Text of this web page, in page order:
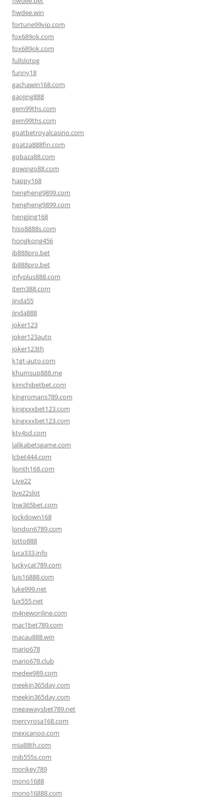
fiwdee.win
fortune99vip.com
fox689ok.com
fox689ok.com
fullslotpg
funny18
gachawin168.com
gaojing888
gem99ths.com
gem99ths.com
goatbetroyalcasino.com
goatza888fin.com
gobaza88.com
gowingo88.com
happy168
hengheng9899.com
hengheng9899.com
hengjing168
hiso8888s.com
hongkong456
ib888pro.bet
ib888pro.bet
infyplus888.com
item388.com
jinda55
jinda888
joker123
joker123auto
joker123th
k1gt-auto.com
khumsup888.me
kimchibetbet.com
kingromans789.com
kingxxxbet123.com
kingxxxbet123.com
ktv4sd.com
lalikabetsgame.com
lcbet444.com
lionth168.com
Live22
live22slot
lnw365bet.com
lockdown168
london6789.com
lotto888
luca333.info
luckycat789.com
luis16888.com
luke999.net
lux555.net
m4newonline.com
mac1bet789.com
macau888.win
mario678
mario678.club
medee989.com
meekin365day.com
meekin365day.com
megawaysbet789.net
mercyrosa168.com
mexicanoo.com
mia88th.com
mib555s.com
monkey789
mono1688
mono16888.com